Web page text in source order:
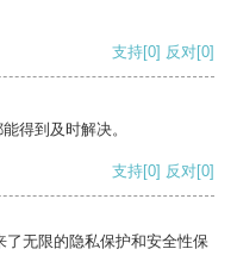
支持[0] 反对[0]
得到及时解决。
支持[0] 反对[0]
无限的隐私保护和安全性保